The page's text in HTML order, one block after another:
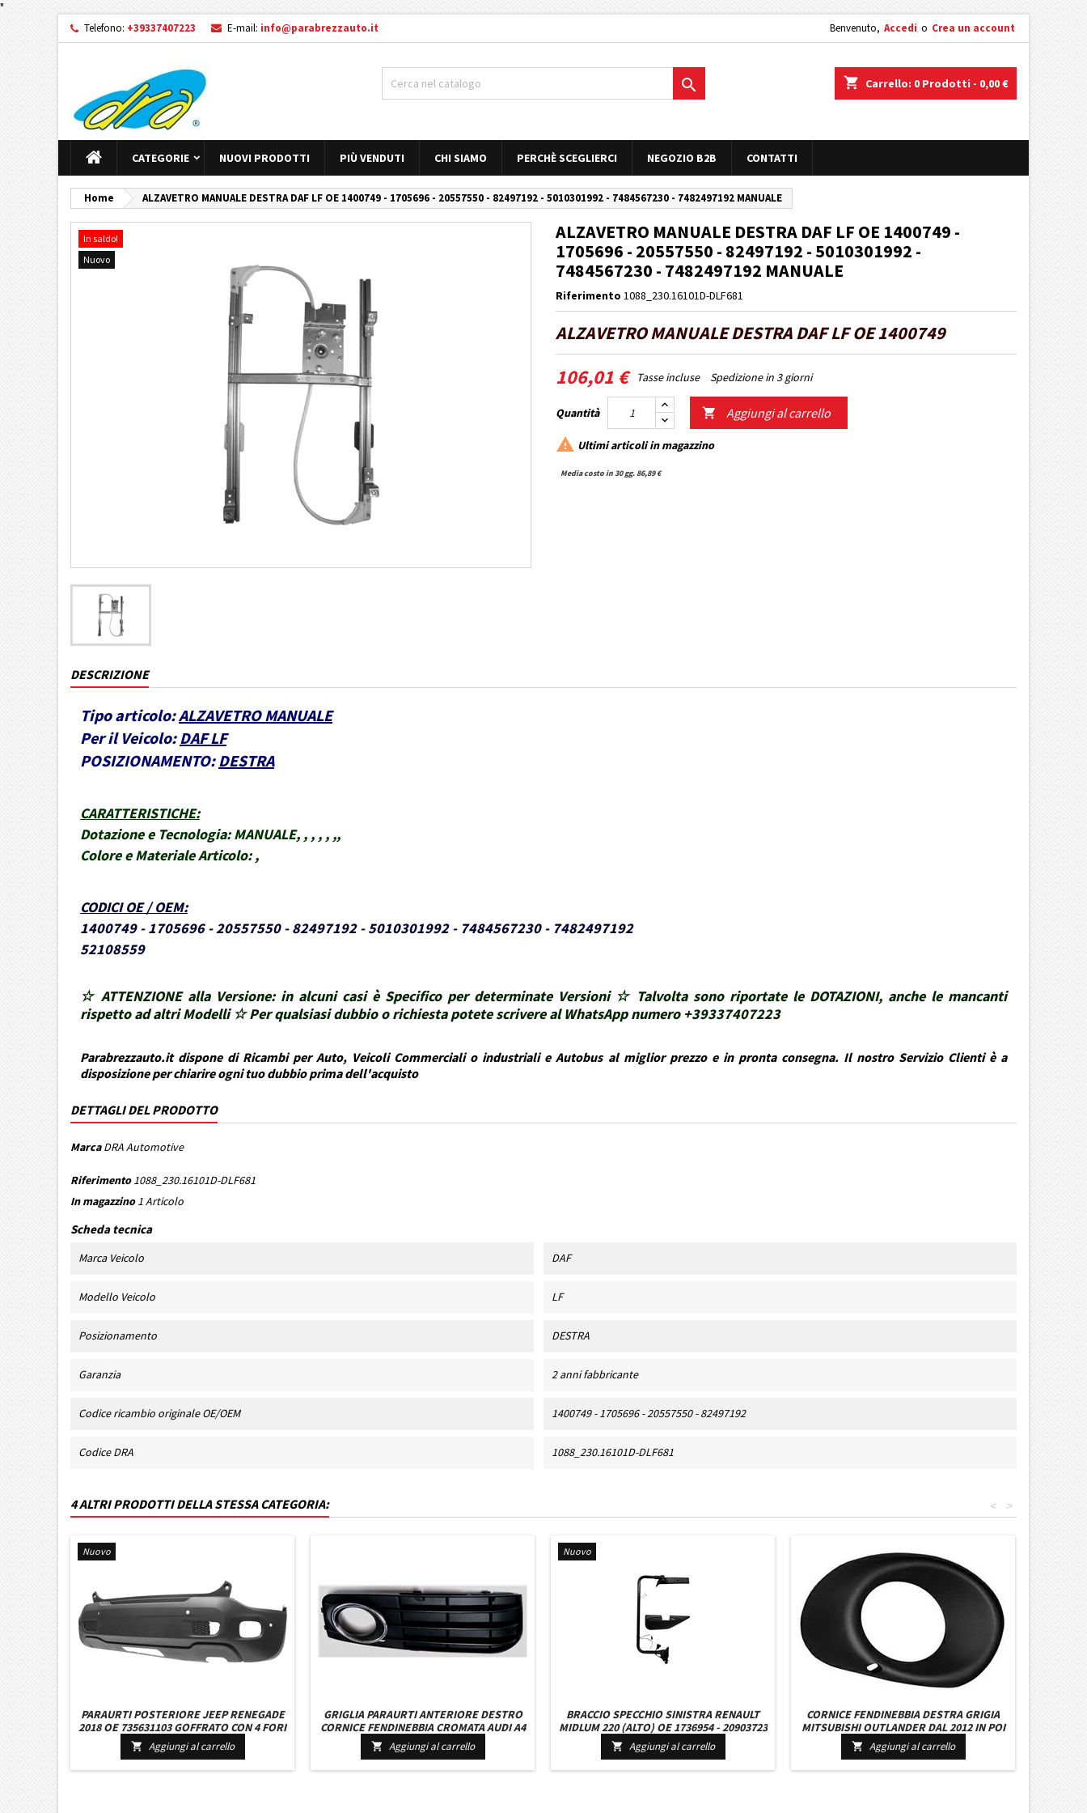
"
Telefono: +39337407223 E-mail: info@parabrezzauto.it Benvenuto, Accedi o Crea un account
shopping_cart Carrello: 0 Prodotti - 0,00 €

CATEGORIE NUOVI PRODOTTI PIÙ VENDUTI CHI SIAMO PERCHÈ SCEGLIERCI NEGOZIO B2B CONTATTI
Home ALZAVETRO MANUALE DESTRA DAF LF OE 1400749 - 1705696 - 20557550 - 82497192 - 5010301992 - 7484567230 - 7482497192 MANUALE
In saldo!
Nuovo
ALZAVETRO MANUALE DESTRA DAF LF OE 1400749 -
1705696 - 20557550 - 82497192 - 5010301992 -
7484567230 - 7482497192 MANUALE
Riferimento 1088_230.16101D-DLF681
ALZAVETRO MANUALE DESTRA DAF LF OE 1400749
106,01 € Tasse incluse Spedizione in 3 giorni
Quantità  Aggiungi al carrello
 Ultimi articoli in magazzino
Media costo in 30 gg. 86,89 €
DESCRIZIONE
Tipo articolo:ALZAVETRO MANUALE
Per il Veicolo: DAF LF
POSIZIONAMENTO: DESTRA
CARATTERISTICHE:
Dotazione e Tecnologia: MANUALE, , , , , ,,
Colore e Materiale Articolo: ,
CODICI OE / OEM:
1400749 - 1705696 - 20557550 - 82497192 - 5010301992 - 7484567230 - 7482497192
52108559
☆ ATTENZIONE alla Versione: in alcuni casi è Specifico per determinate Versioni ☆ Talvolta sono riportate le DOTAZIONI, anche le mancanti
rispetto ad altri Modelli ☆ Per qualsiasi dubbio o richiesta potete scrivere al WhatsApp numero +39337407223
Parabrezzauto.it dispone di Ricambi per Auto, Veicoli Commerciali o industriali e Autobus al miglior prezzo e in pronta consegna. Il nostro Servizio Clienti è a
disposizione per chiarire ogni tuo dubbio prima dell'acquisto
DETTAGLI DEL PRODOTTO
Marca DRA Automotive
Riferimento 1088_230.16101D-DLF681
In magazzino 1 Articolo
Scheda tecnica
Marca Veicolo DAF
Modello Veicolo LF
Posizionamento DESTRA
Garanzia 2 anni fabbricante
Codice ricambio originale OE/OEM 1400749 - 1705696 - 20557550 - 82497192
Codice DRA 1088_230.16101D-DLF681
4 ALTRI PRODOTTI DELLA STESSA CATEGORIA: >
<
Nuovo
PARAURTI POSTERIORE JEEP RENEGADE
2018 OE 735631103 GOFFRATO CON 4 FORI
SENSORI MOD. LATITUDE 2014-2018, 2018
 Aggiungi al carrello
GRIGLIA PARAURTI ANTERIORE DESTRO
CORNICE FENDINEBBIA CROMATA AUDI A4
DAL 2007 A SEGUIRE
 Aggiungi al carrello
Nuovo
BRACCIO SPECCHIO SINISTRA RENAULT
MIDLUM 220 (ALTO) OE 1736954 - 20903723
- 7420903723
 Aggiungi al carrello
CORNICE FENDINEBBIA DESTRA GRIGIA
MITSUBISHI OUTLANDER DAL 2012 IN POI
 Aggiungi al carrello